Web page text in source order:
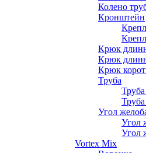
Колено
Кронштейн
Крюк
Крюк
Крюк
Труба
Угол
Угол
Угол
Vortex Mix